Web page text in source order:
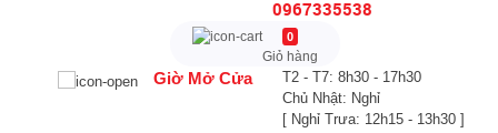
0967335538
0
Giỏ hàng
Giờ Mở Cửa
T2 - T7: 8h30 - 17h30
Chủ Nhật: Nghỉ
[ Nghỉ Trưa: 12h15 - 13h30 ]